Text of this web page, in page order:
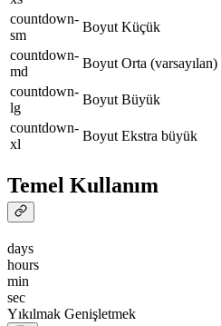
countdown-
sm
Boyut Küçük
countdown-
md
Boyut Orta (varsayılan)
countdown-
lg
Boyut Büyük
countdown-
xl
Boyut Ekstra büyük
Temel Kullanım
days
hours
min
sec
Yıkılmak Genişletmek